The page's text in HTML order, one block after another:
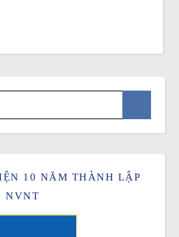
10 NĂM THÀNH LẬP
NVNT